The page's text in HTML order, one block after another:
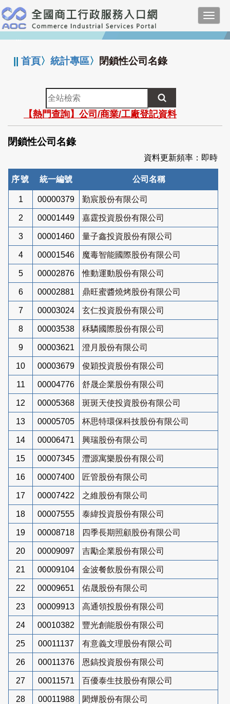
跳
到
主
要
:::
||首頁〉統計專區〉 閉鎖性公司名錄
全
站
檢
索
【熱門查詢】公司/商業/工廠登記資料
閉鎖性公司名錄
資料更新頻率：即時
序號 統一編號 公司名稱
1 00000379 勤宸股份有限公司
2 00001449 嘉霆投資股份有限公司
3 00001460 量子鑫投資股份有限公司
4 00001546 魔毒智能國際股份有限公司
5 00002876 惟動運動股份有限公司
6 00002881 鼎旺蜜醬燒烤股份有限公司
7 00003024 玄仁投資股份有限公司
8 00003538 秝驎國際股份有限公司
9 00003621 澄月股份有限公司
10 00003679 俊穎投資股份有限公司
11 00004776 舒晟企業股份有限公司
12 00005368 斑斑天使投資股份有限公司
13 00005705 杯思特環保科技股份有限公司
14 00006471 興瑞股份有限公司
15 00007345 灃源寓樂股份有限公司
16 00007400 匠管股份有限公司
17 00007422 之維股份有限公司
18 00007555 泰緯投資股份有限公司
19 00008718 四季長期照顧股份有限公司
20 00009097 吉勵企業股份有限公司
21 00009104 金波餐飲股份有限公司
22 00009651 佑晟股份有限公司
23 00009913 高通領投股份有限公司
24 00010382 豐光創能股份有限公司
25 00011137 有意義文理股份有限公司
26 00011376 恩鎬投資股份有限公司
27 00011571 百優泰生技股份有限公司
28 00011988 閎燁股份有限公司